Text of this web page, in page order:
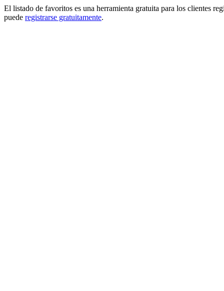
El listado de favoritos es una herramienta gratuita para los clientes
puede registrarse gratuitamente.